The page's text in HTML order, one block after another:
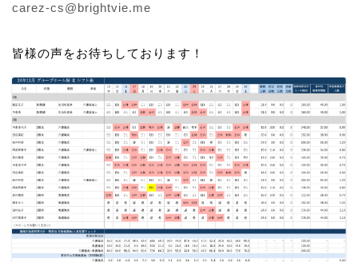
carez-cs@brightvie.me
皆様の声をお待ちしております！